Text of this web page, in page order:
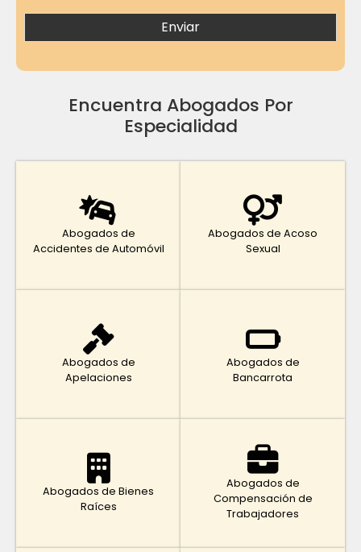
Encuentra Abogados Por
Especialidad
Abogados de
Accidentes de Automóvil
Abogados de Acoso
Sexual
Abogados de
Apelaciones
Abogados de
Bancarrota
Abogados de Bienes
Raíces
Abogados de
Compensación de
Trabajadores